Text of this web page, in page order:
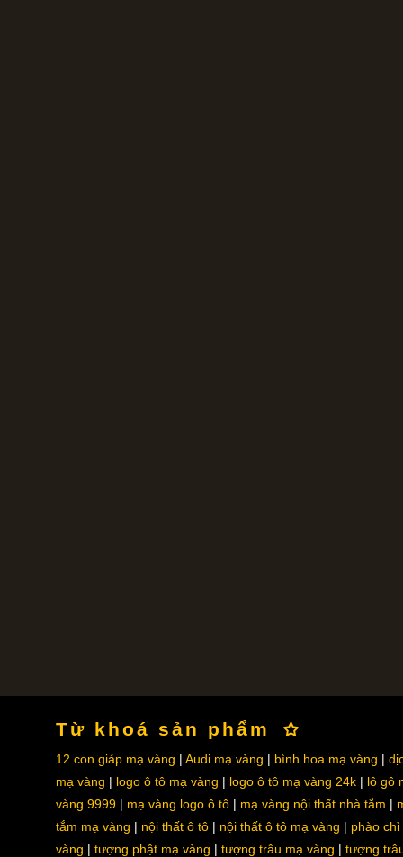
Từ khoá sản phẩm
12 con giáp mạ vàng Audi mạ vàng bình hoa mạ vàng
mạ vàng
logo ô tô mạ vàng logo ô tô mạ vàng 24k
lô gô
vàng 9999
mạ vàng logo ô tô mạ vàng nội thất nhà tắm
tắm mạ vàng
nội thất ô tô nội thất ô tô mạ vàng
phào chỉ
vàng
tượng phật mạ vàng tượng trâu mạ vàng tượng